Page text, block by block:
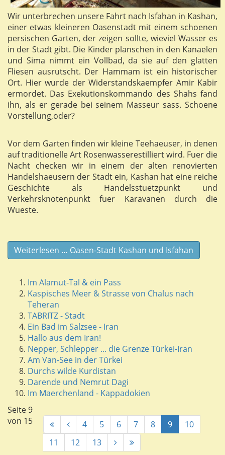
Wir unterbrechen unsere Fahrt nach Isfahan in Kashan,
einer etwas kleineren Oasenstadt mit einem schoenen
persischen Garten, der zeigen sollte, wieviel Wasser es
in der Stadt gibt. Die Kinder planschen in den Kanaelen
und Sima nimmt ein Vollbad, da sie auf den glatten
Fliesen ausrutscht. Der Hammam ist ein historischer
Ort. Hier wurde der Widerstandskaempfer Amir Kabir
ermordet. Das Exekutionskommando des Shahs fand
ihn, als er gerade bei seinem Masseur sass. Schoene
Vorstellung,oder?
Vor dem Garten finden wir kleine Teehaeuser, in denen
auf traditionelle Art Rosenwasserestilliert wird. Fuer die
Nacht checken wir in einem der alten renovierten
Handelshaeusern der Stadt ein, Kashan hat eine reiche
Geschichte als Handelsstuetzpunkt und
Verkehrsknotenpunkt fuer Karavanen durch die
Wueste.
Weiterlesen … Oasen-Stadt Kashan und Isfahan
Im Alamut-Tal & ein Pass
Kaspisches Meer & Strasse von Chalus nach
Teheran
TABRITZ - Stadt
Ein Bad im Salzsee - Iran
Hallo aus dem Iran!
Nepper, Schlepper ... die Grenze Türkei-Iran
Am Van-See in der Türkei
Durchs wilde Kurdistan
Darende und Nemrut Dagi
Im Maerchenland - Kappadokien
Seite 9
von 15
4 5 6 7 8 9
10
11
12 13